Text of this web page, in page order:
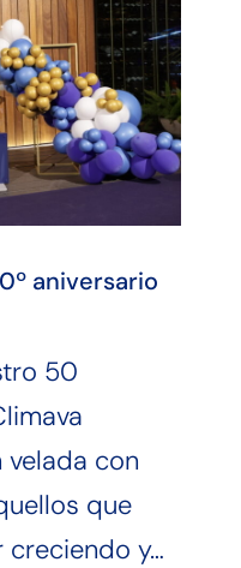
aniversario
50
velada con
que
creciendo y…